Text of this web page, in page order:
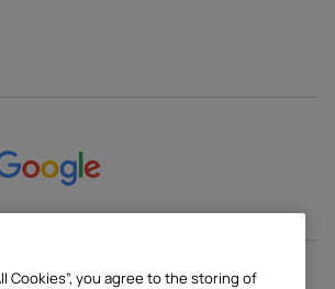
Cookies”, you agree to the storing of